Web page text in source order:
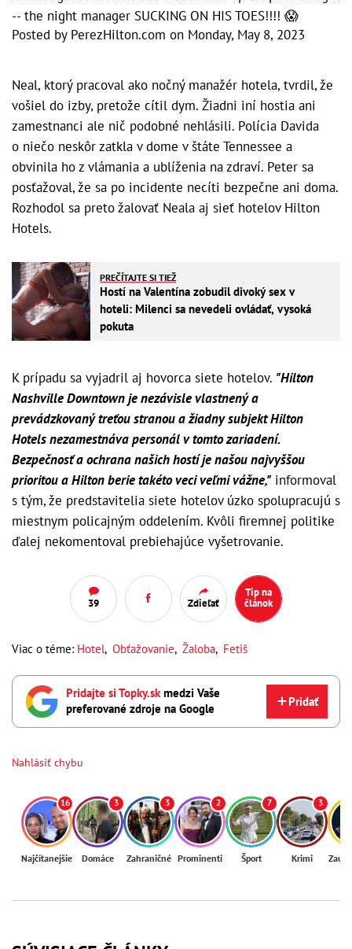
-- the night manager SUCKING ON HIS TOES!!!! 😱
Posted by PerezHilton.com on Monday, May 8, 2023
Neal, ktorý pracoval ako nočný manažér hotela, tvrdil, že
vošiel do izby, pretože cítil dym. Žiadni iní hostia ani
zamestnanci ale nič podobné nehlásili. Polícia Davida
o niečo neskôr zatkla v dome v štáte Tennessee a
obvinila ho z vlámania a ublíženia na zdraví. Peter sa
posťažoval, že sa po incidente necíti bezpečne ani doma.
Rozhodol sa preto žalovať Neala aj sieť hotelov Hilton
Hotels.
PREČÍTAJTE SI TIEŽ
Hostí na Valentína zobudil divoký sex v
hoteli: Milenci sa nevedeli ovládať, vysoká
pokuta
K prípadu sa vyjadril aj hovorca siete hotelov. "Hilton
Nashville Downtown je nezávisle vlastnený a
prevádzkovaný treťou stranou a žiadny subjekt Hilton
Hotels nezamestnáva personál v tomto zariadení.
Bezpečnosť a ochrana našich hostí je našou najvyššou
prioritou a Hilton berie takéto veci veľmi vážne," informoval
s tým, že predstavitelia siete hotelov úzko spolupracujú s
miestnym policajným oddelením. Kvôli firemnej politike
ďalej nekomentoval prebiehajúce vyšetrovanie.
39 Zdieľať
Tip na
článok
Viac o téme: Hotel, Obťažovanie, Žaloba, Fetiš
Pridajte si Topky.skmedzi Vaše
preferované zdroje na Google
Pridať
Nahlásiť chybu
16
Najčítanejšie
3
Domáce
3
Zahraničné
2
Prominenti
7
Šport
3
Krimi